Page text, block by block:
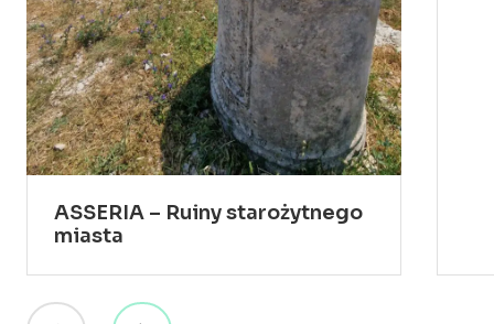
ASSERIA – Ruiny starożytnego
miasta